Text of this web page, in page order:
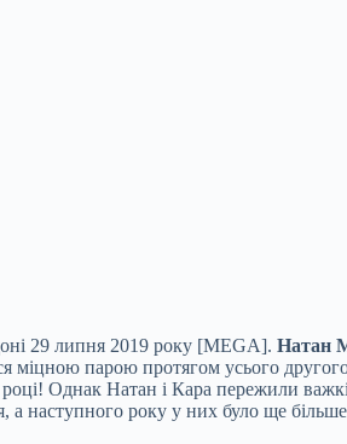
29 липня 2019 року [MEGA]. Натан
парою протягом усього другого
Однак Натан і Кара пережили
а наступного року у них було ще